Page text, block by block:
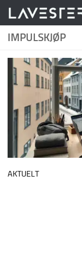
Skip to content
IMPULSKJØP
AKTUELT